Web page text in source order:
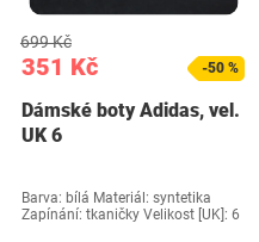
351 Kč
699 Kč
-50 %
Dámské boty Adidas, vel.
UK 6
Barva: bílá Materiál: syntetika
Zapínání: tkaničky Velikost [UK]: 6